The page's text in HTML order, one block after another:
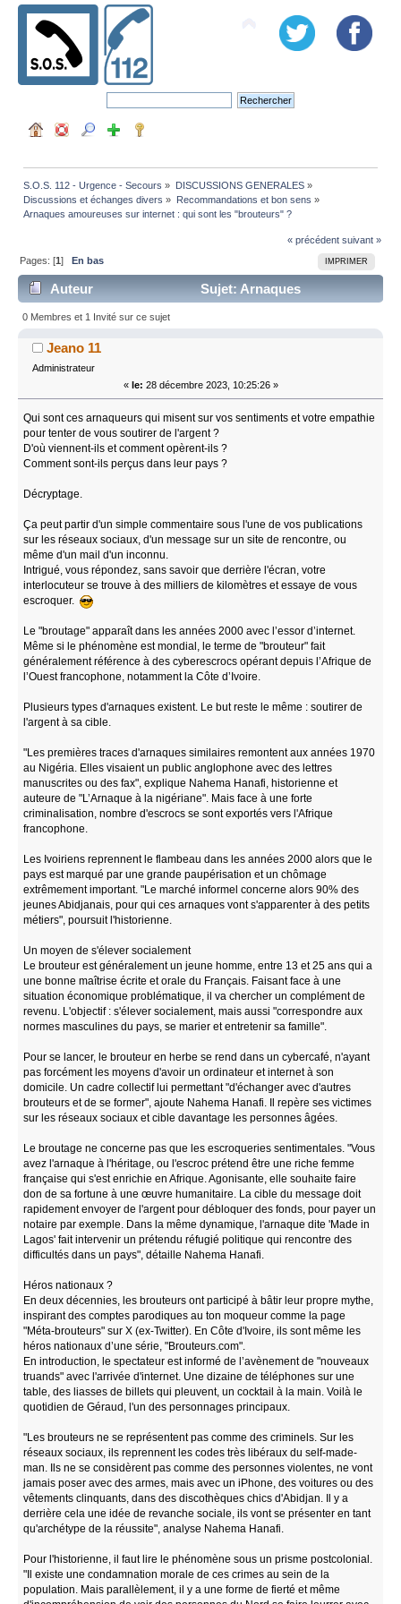
S.O.S. 112 - Urgence - Secours » DISCUSSIONS GENERALES»
Discussions et échanges divers » Recommandations et bon sens »
Arnaques amoureuses sur internet : qui sont les "brouteurs" ?
« précédent suivant »
IMPRIMER
Pages: [1]En bas
Auteur
Sujet: Arnaques
amoureuses sur internet : qui sont les "brouteurs" ?
(Lu 11850 fois)
0 Membres et 1 Invité sur ce sujet
Jeano 11
Administrateur
« le: 28 décembre 2023, 10:25:26 »
Qui sont ces arnaqueurs qui misent sur vos sentiments et votre empathie
pour tenter de vous soutirer de l'argent ?
D'où viennent-ils et comment opèrent-ils ?
Comment sont-ils perçus dans leur pays ?
Décryptage.
Ça peut partir d'un simple commentaire sous l'une de vos publications
sur les réseaux sociaux, d'un message sur un site de rencontre, ou
même d'un mail d'un inconnu.
Intrigué, vous répondez, sans savoir que derrière l'écran, votre
interlocuteur se trouve à des milliers de kilomètres et essaye de vous
escroquer.
Le "broutage" apparaît dans les années 2000 avec l’essor d’internet.
Même si le phénomène est mondial, le terme de "brouteur" fait
généralement référence à des cyberescrocs opérant depuis l’Afrique de
l’Ouest francophone, notamment la Côte d’Ivoire.
Plusieurs types d'arnaques existent. Le but reste le même : soutirer de
l'argent à sa cible.
"Les premières traces d'arnaques similaires remontent aux années 1970
au Nigéria. Elles visaient un public anglophone avec des lettres
manuscrites ou des fax", explique Nahema Hanafi, historienne et
auteure de "L’Arnaque à la nigériane". Mais face à une forte
criminalisation, nombre d'escrocs se sont exportés vers l'Afrique
francophone.
Les Ivoiriens reprennent le flambeau dans les années 2000 alors que le
pays est marqué par une grande paupérisation et un chômage
extrêmement important. "Le marché informel concerne alors 90% des
jeunes Abidjanais, pour qui ces arnaques vont s'apparenter à des petits
métiers", poursuit l'historienne.
Un moyen de s'élever socialement
Le brouteur est généralement un jeune homme, entre 13 et 25 ans qui a
une bonne maîtrise écrite et orale du Français. Faisant face à une
situation économique problématique, il va chercher un complément de
revenu. L'objectif : s'élever socialement, mais aussi "correspondre aux
normes masculines du pays, se marier et entretenir sa famille".
Pour se lancer, le brouteur en herbe se rend dans un cybercafé, n'ayant
pas forcément les moyens d'avoir un ordinateur et internet à son
domicile. Un cadre collectif lui permettant "d'échanger avec d'autres
brouteurs et de se former", ajoute Nahema Hanafi. Il repère ses victimes
sur les réseaux sociaux et cible davantage les personnes âgées.
Le broutage ne concerne pas que les escroqueries sentimentales. "Vous
avez l'arnaque à l'héritage, ou l'escroc prétend être une riche femme
française qui s'est enrichie en Afrique. Agonisante, elle souhaite faire
don de sa fortune à une œuvre humanitaire. La cible du message doit
rapidement envoyer de l'argent pour débloquer des fonds, pour payer un
notaire par exemple. Dans la même dynamique, l'arnaque dite 'Made in
Lagos' fait intervenir un prétendu réfugié politique qui rencontre des
difficultés dans un pays", détaille Nahema Hanafi.
Héros nationaux ?
En deux décennies, les brouteurs ont participé à bâtir leur propre mythe,
inspirant des comptes parodiques au ton moqueur comme la page
"Méta-brouteurs" sur X (ex-Twitter). En Côte d'Ivoire, ils sont même les
héros nationaux d’une série, "Brouteurs.com".
En introduction, le spectateur est informé de l’avènement de "nouveaux
truands" avec l'arrivée d'internet. Une dizaine de téléphones sur une
table, des liasses de billets qui pleuvent, un cocktail à la main. Voilà le
quotidien de Géraud, l'un des personnages principaux.
"Les brouteurs ne se représentent pas comme des criminels. Sur les
réseaux sociaux, ils reprennent les codes très libéraux du self-made-
man. Ils ne se considèrent pas comme des personnes violentes, ne vont
jamais poser avec des armes, mais avec un iPhone, des voitures ou des
vêtements clinquants, dans des discothèques chics d'Abidjan. Il y a
derrière cela une idée de revanche sociale, ils vont se présenter en tant
qu'archétype de la réussite", analyse Nahema Hanafi.
Pour l'historienne, il faut lire le phénomène sous un prisme postcolonial.
"Il existe une condamnation morale de ces crimes au sein de la
population. Mais parallèlement, il y a une forme de fierté et même